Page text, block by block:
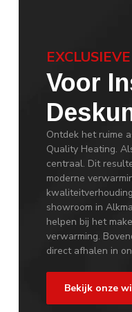
Voor
Ontdek het ruime
Quality Heating.
centraal. Dit
moderne
showroom in
helpen bij het
verwarming.
direct afhalen in
Bekijk onze